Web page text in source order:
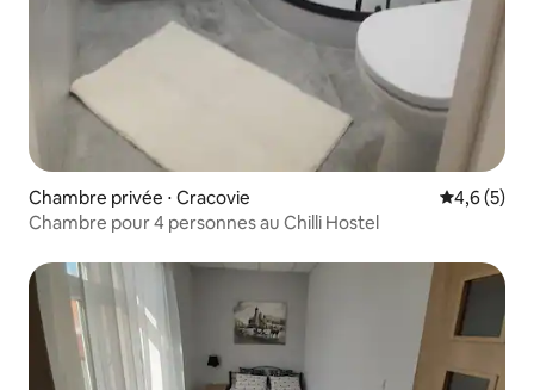
Chambre privée ⋅ Cracovie Évaluation
4,6 (5)
Chambre pour 4 personnes au Chilli Hostel